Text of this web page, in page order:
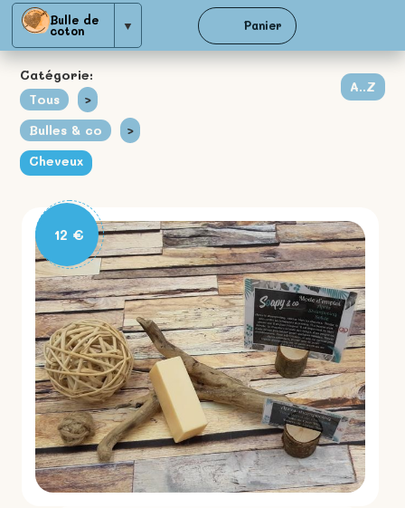
Bulle de
coton ▼ Panier
Catégorie:
Tous
>
Bulles & co
>
Cheveux
A..Z
12 €